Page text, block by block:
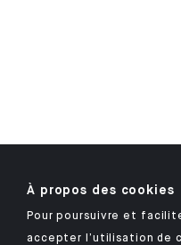
À propos des cookies
Pour poursuivre et
accepter l’utilisation de